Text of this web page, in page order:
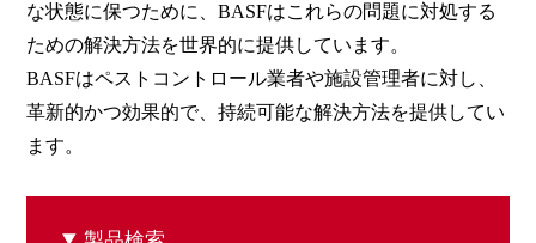
な状態に保つために、BASFはこれらの問題に対処する
ための解決方法を世界的に提供しています。
BASFはペストコントロール業者や施設管理者に対し、
革新的かつ効果的で、持続可能な解決方法を提供してい
ます。